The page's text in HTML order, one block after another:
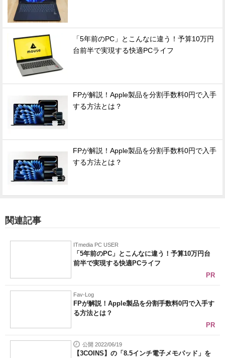
「5年前のPC」とこんなに違う！予算10万円
台前半で実現する快適PCライフ
FPが解説！Apple製品を分割手数料0円で入手
する方法とは？
FPが解説！Apple製品を分割手数料0円で入手
する方法とは？
関連記事
ITmedia PC USER
「5年前のPC」とこんなに違う！予算10万円台
前半で実現する快適PCライフ
PR
Fav-Log
FPが解説！Apple製品を分割手数料0円で入手す
る方法とは？
PR
公開 2022/06/19
【3COINS】の「8.5インチ電子メモパッド」を